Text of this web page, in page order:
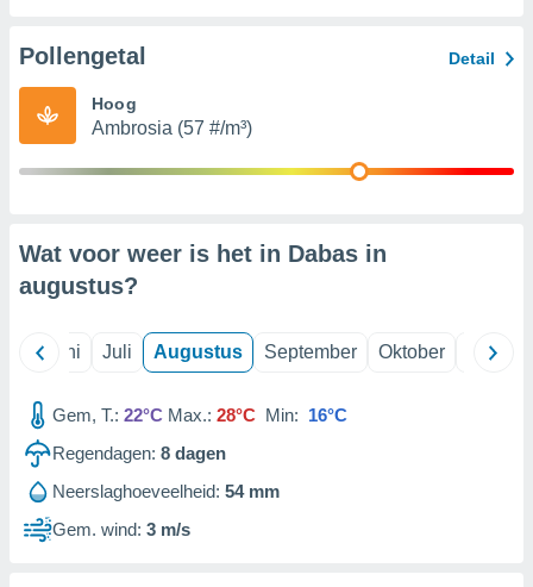
partners
Pollengetal Detail
Hoog
Ambrosia (57 #/m³)
Wat voor weer is het in Dabas in
augustus?
Juni Juli Augustus September Oktober
Gem, T.: 22°C Max.: 28°C Min: 16°C
Regendagen: 8 dagen
Neerslaghoeveelheid: 54 mm
Gem. wind: 3 m/s